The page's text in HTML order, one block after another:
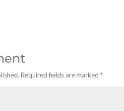
Required fields are marked *